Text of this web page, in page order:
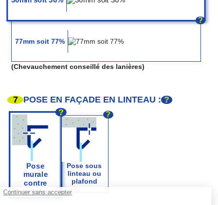
77mm soit 77%
?
(Chevauchement conseillé des lanières)
7 POSE EN FAÇADE EN LINTEAU : ?
Pose
murale
contre
linteau
?
Pose sous
linteau ou
plafond
?